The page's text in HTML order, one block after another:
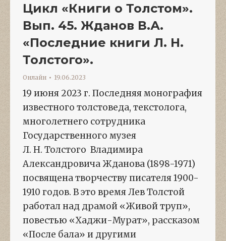
Цикл «Книги о Толстом».
Вып. 45. Жданов В.А.
«Последние книги Л. Н.
Толстого».
Онлайн 19.06.2023
19 июня 2023 г. Последняя монография
известного толстоведа, текстолога,
многолетнего сотрудника
Государственного музея
Л. Н. Толстого Владимира
Александровича Жданова (1898-1971)
посвящена творчеству писателя 1900-
1910 годов. В это время Лев Толстой
работал над драмой «Живой труп»,
повестью «Хаджи-Мурат», рассказом
«После бала» и другими